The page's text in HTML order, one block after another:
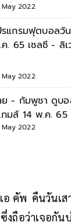
May 2022
รแกรมฟุตบอลวั
. 65 เชลซี - ลิ
May 2022
ย - กัมพูชา ดูบ
กมส์ 14 พ.ค. 65
ได้ โจนาธาน พ้น
May 2022
อ คัพ คืนวันเส
ถือว่าเจอกัน